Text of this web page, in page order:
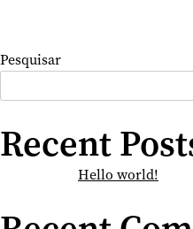
Pesquisar
Recent
Hello world!